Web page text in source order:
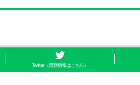
Twitter（最新情報はこちら）